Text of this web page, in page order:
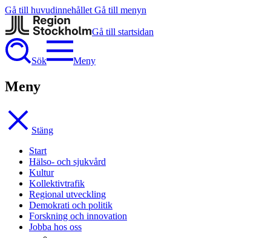
Gå till huvudinnehållet Gå till menyn
Gå till startsidan
Sök Meny
Meny
Stäng
Start
Hälso- och sjukvård
Kultur
Kollektivtrafik
Regional utveckling
Demokrati och politik
Forskning och innovation
Jobba hos oss